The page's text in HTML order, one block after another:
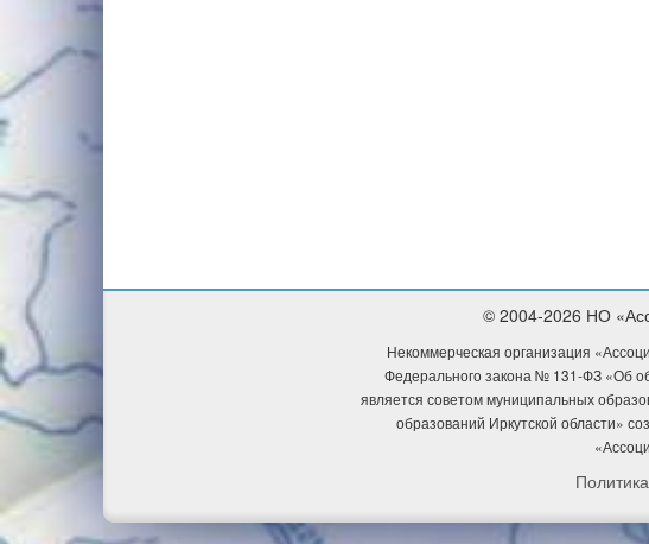
© 2004-2026 НО
Некоммерческая организация
Федерального закона № 131-ФЗ «Об
является советом муниципальных
образований Иркутской области»